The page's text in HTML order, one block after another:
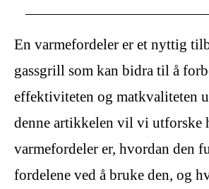
En varmefordeler er et nyttig
gassgrill som kan bidra til å
effektiviteten og matkvaliteten
denne artikkelen vil vi utforske
varmefordeler er, hvordan den
fordelene ved å bruke den, og